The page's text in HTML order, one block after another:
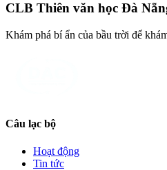
CLB Thiên văn học Đà
Khám phá bí ẩn của bầu trời để
Câu lạc bộ
Hoạt động
Tin tức